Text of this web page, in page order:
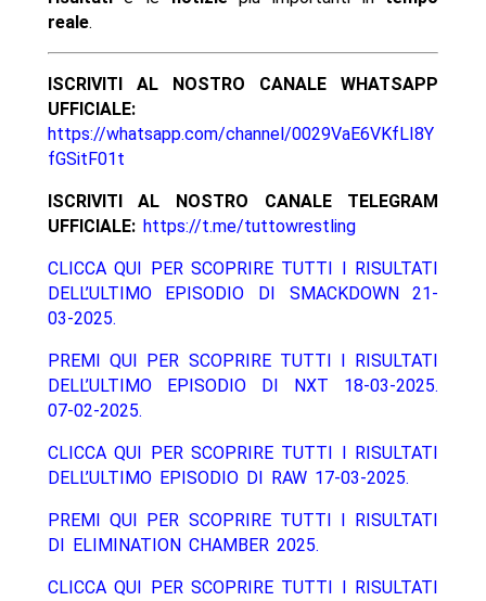
reale.
ISCRIVITI AL NOSTRO CANALE WHATSAPP
UFFICIALE:
https://whatsapp.com/channel/0029VaE6VKfLI8Y
fGSitF01t
ISCRIVITI AL NOSTRO CANALE TELEGRAM
UFFICIALE: https://t.me/tuttowrestling
CLICCA QUI PER SCOPRIRE TUTTI I RISULTATI
DELL’ULTIMO EPISODIO DI SMACKDOWN 21-
03-2025.
PREMI QUI PER SCOPRIRE TUTTI I RISULTATI
DELL’ULTIMO EPISODIO DI NXT 18-03-2025.
07-02-2025.
CLICCA QUI PER SCOPRIRE TUTTI I RISULTATI
DELL’ULTIMO EPISODIO DI RAW 17-03-2025.
PREMI QUI PER SCOPRIRE TUTTI I RISULTATI
DI ELIMINATION CHAMBER 2025.
CLICCA QUI PER SCOPRIRE TUTTI I RISULTATI